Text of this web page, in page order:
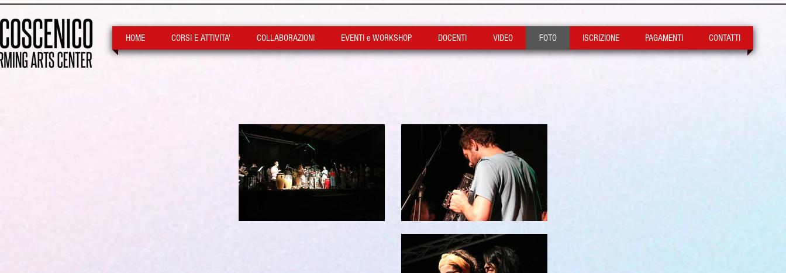
HOME CORSI E ATTIVITA' COLLABORAZIONI EVENTI e WORKSHOP DOCENTI VIDEO FOTO ISCRIZIONE PAGAMENTI CONTATTI